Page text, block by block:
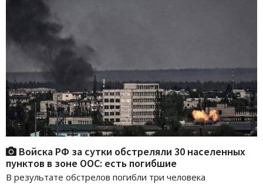
Войска РФ за сутки обстреляли 30 населенных
пунктов в зоне ООС: есть погибшие
В результате обстрелов погибли три человека